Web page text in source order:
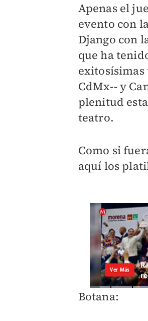
Apenas el
evento con
Django con
que ha
exitosísimas
CdMx-- y
plenitud
teatro.
Como si
aquí los
Botana: